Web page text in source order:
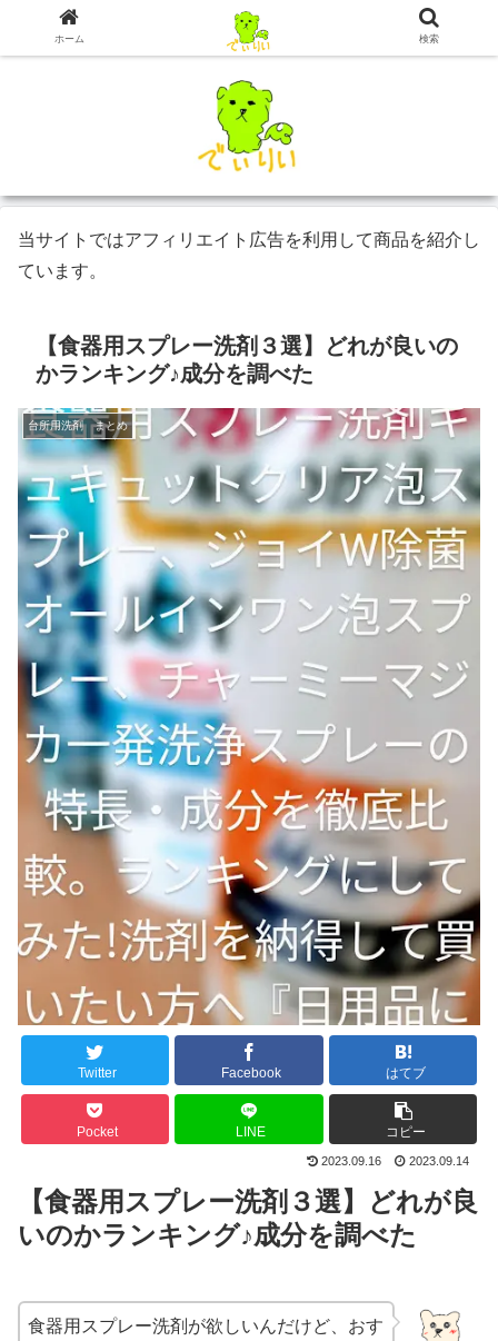
当サイトではアフィリエイト広告を利用して商品を紹介し
ています。
【食器用スプレー洗剤３選】どれが良いの
かランキング♪成分を調べた
台所用洗剤 まとめ
Twitter Facebook はてブ
Pocket LINE コピー
2023.09.16 2023.09.14
【食器用スプレー洗剤３選】どれが良
いのかランキング♪成分を調べた
食器用スプレー洗剤が欲しいんだけど、おす
ホーム 検索